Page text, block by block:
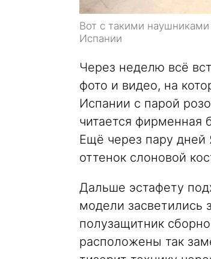
Вот с такими
Испании
Через неделю всё
фото и видео, на
Испании с парой
читается фирменная
Ещё через пару дней
оттенок слоновой
Дальше эстафету
модели
полузащитник
расположены так